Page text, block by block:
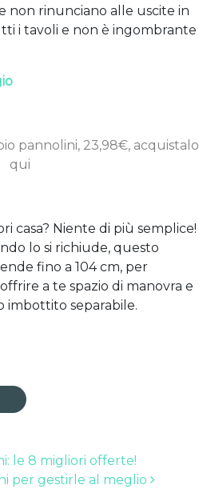
non rinunciano alle uscite in
i tavoli e non è ingombrante
pannolini, 23,98€, acquistalo
qui
casa? Niente di più semplice!
lo si richiude, questo
fino a 104 cm, per
a te spazio di manovra e
separabile.
le 8 migliori offerte!
per gestirle al meglio